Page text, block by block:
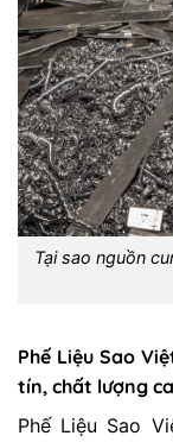
Tại sao nguồn
Phế Liệu Sao
tín, chất lượng
Phế Liệu Sao